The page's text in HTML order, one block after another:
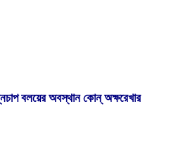
বলয়ের অবস্থান কোন্ অক্ষরেখার